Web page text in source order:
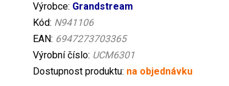
Výrobce: Grandstream
Kód: N941106
EAN: 6947273703365
Výrobní číslo: UCM6301
Dostupnost produktu: na objednávku